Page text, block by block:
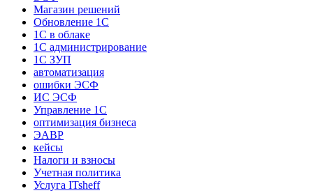
Магазин решений
Обновление 1С
1С в облаке
1С администрирование
1С ЗУП
автоматизация
ошибки ЭСФ
ИС ЭСФ
Управление 1С
оптимизация бизнеса
ЭАВР
кейсы
Налоги и взносы
Учетная политика
Услуга ITsheff